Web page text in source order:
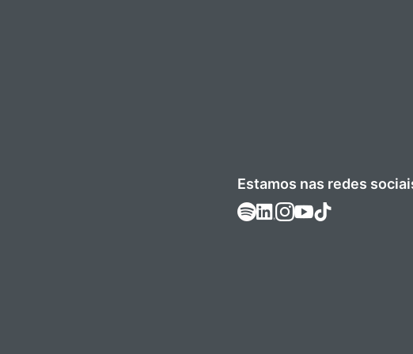
Estamos nas redes